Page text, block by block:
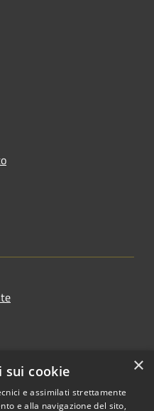
×
sui cookie
e assimilati strettamente
e alla navigazione del sito,